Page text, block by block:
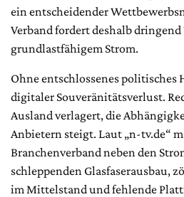
ein entscheidender
Verband fordert deshalb
grundlastfähigem Strom.
Ohne entschlossenes politisches
digitaler Souveränitätsverlust.
Ausland verlagert, die
Anbietern steigt. Laut „n-tv.de“
Branchenverband neben den
schleppenden Glasfaserausbau,
im Mittelstand und fehlende